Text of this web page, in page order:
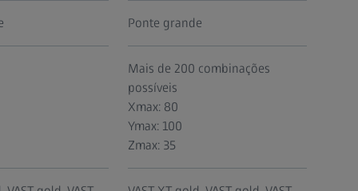
Ponte grande
Mais de 200 combinações
possíveis
Xmax: 80
Ymax: 100
Zmax: 35